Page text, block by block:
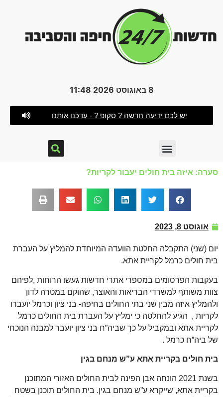
8 באוגוסט 2026 11:48
יש לכם ידיעה חדשה ? סקופ ? - עדכנו אותנו
סערה: איזה בית חולים יעבור לקריות?
אוגוסט 8, 2023
יום (שני) התקבלה החלטת הוועדה המיוחדת להמליץ על העברת
בית חולים כרמל לקריית אתא.
בעקבות הפרסומים במספרי אתרי חדשות געשו הרוחות ,לפיהם
צוות משותף למשרדי הבריאות והאוצר, שהוקם במטרה לדון
ולהמליץ איזה מבין שני בתי החולים בחיפה- בני ציון וכרמל יועברו
לקריות , הגיע להחלטה כי ימליץ על העברת בית החולים כרמל
לקריית אתא ובמקביל על כך שביה”ח בני ציון יועבר למבנה הנוכחי
של ביה”ח כרמל .
בית חולים בקריית אתא ע”ש מנחם בגין
בשנת 2021 הונחה אבן הפינה לבית החולים האזורי המתוכנן
בקריית אתא, שייקרא ע”ש מנחם בגין. בית החולים תוכנן בשטח